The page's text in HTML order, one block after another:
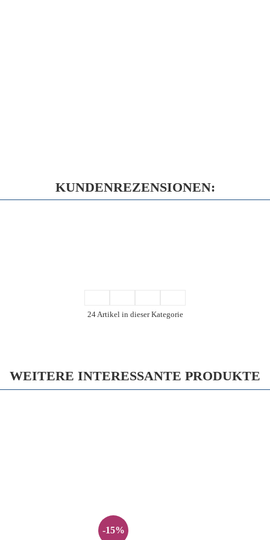
KUNDENREZENSIONEN:
24 Artikel in dieser Kategorie
WEITERE INTERESSANTE PRODUKTE
-15%